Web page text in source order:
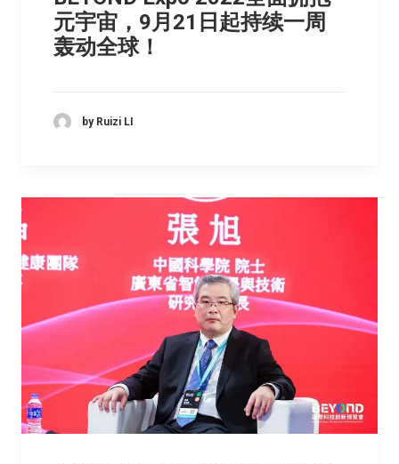
元宇宙，9月21日起持续一周
轰动全球！
by Ruizi LI